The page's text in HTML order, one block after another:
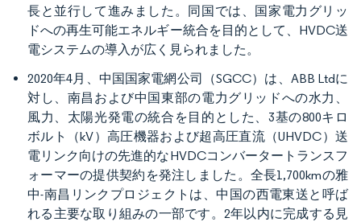
長と並行して進みました。同国では、国家電力グリッ
ドへの再生可能エネルギー統合を目的として、HVDC送
電システムの導入が広く見られました。
2020年4月、中国国家電網公司（SGCC）は、ABB Ltdに
対し、南昌および中国東部の電力グリッドへの水力、
風力、太陽光発電の統合を目的とした、3基の800キロ
ボルト（kV）高圧機器および超高圧直流（UHVDC）送
電リンク向けの先進的なHVDCコンバータートランスフ
ォーマーの提供契約を発注しました。全長1,700kmの雅
中-南昌リンクプロジェクトは、中国の西電東送と呼ば
れる主要な取り組みの一部です。2年以内に完成する見